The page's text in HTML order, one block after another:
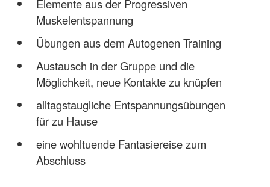
Elemente aus der Progressiven
Muskelentspannung
Übungen aus dem Autogenen Training
Austausch in der Gruppe und die
Möglichkeit, neue Kontakte zu knüpfen
alltagstaugliche Entspannungsübungen
für zu Hause
eine wohltuende Fantasiereise zum
Abschluss